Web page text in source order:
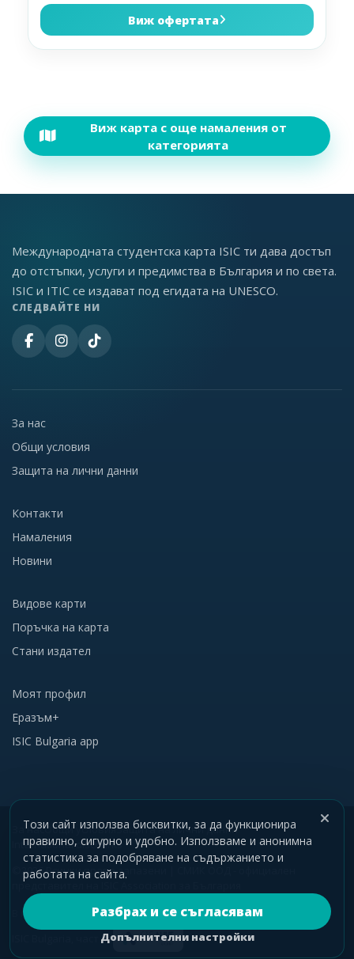
Виж офертата
Виж карта с още намаления от
категорията
Международната студентска карта ISIC ти дава достъп
до отстъпки, услуги и предимства в България и по света.
ISIC и ITIC се издават под егидата на UNESCO.
СЛЕДВАЙТЕ НИ
За нас
Общи условия
Защита на лични данни
Контакти
Намаления
Новини
Видове карти
Поръчка на карта
Стани издател
Моят профил
Еразъм+
ISIC Bulgaria app
За насОбщи условияЗащита на лични данни
International discounts
©2026 Всички права запазени | СМИК ООД - официален
представител на ISIC Association за България
В партньорство с
ISIC Bulgaria, част от
Този сайт използва бисквитки, за да функционира
правилно, сигурно и удобно. Използваме и анонимна
статистика за подобряване на съдържанието и
работата на сайта.
Разбрах и се съгласявам
Допълнителни настройки